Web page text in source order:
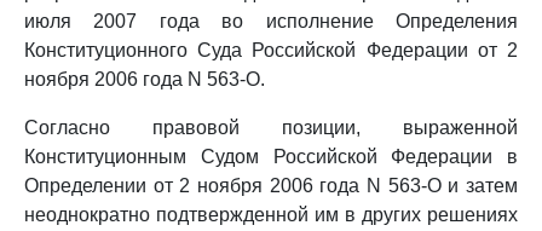
июля 2007 года во исполнение Определения
Конституционного Суда Российской Федерации от 2
ноября 2006 года N 563-О.
Согласно правовой позиции, выраженной
Конституционным Судом Российской Федерации в
Определении от 2 ноября 2006 года N 563-О и затем
неоднократно подтвержденной им в других решениях